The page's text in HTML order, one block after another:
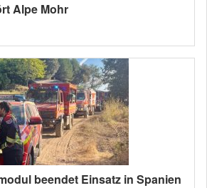
Alpe Mohr
beendet Einsatz in Spanien